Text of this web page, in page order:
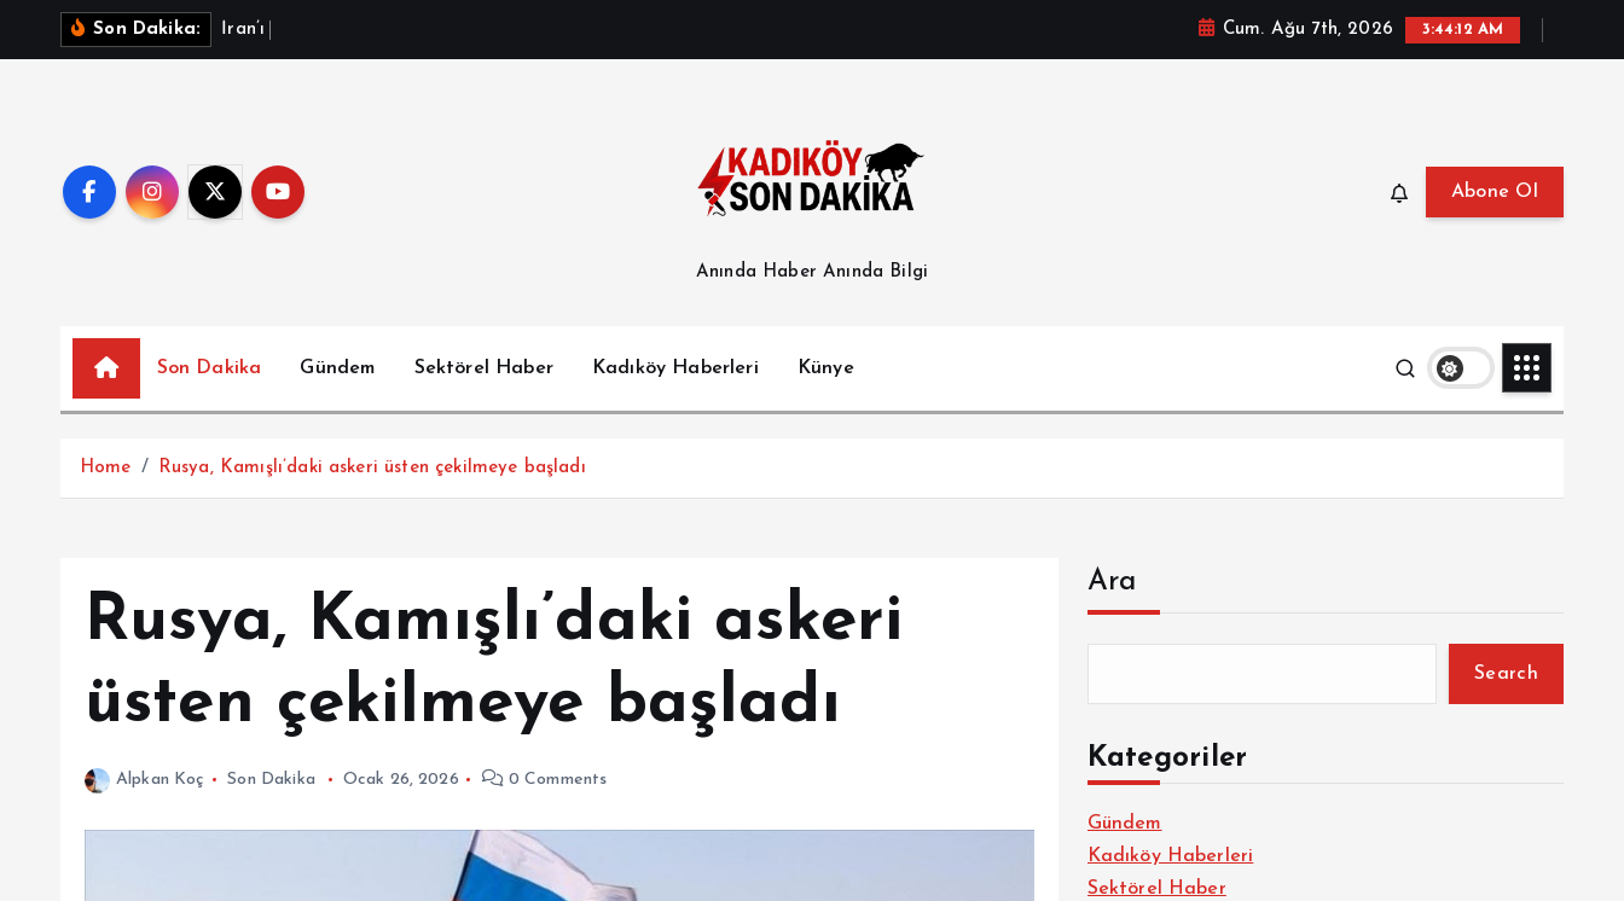
Son Dakika: r an’ı Cum. Ağu 7th, 2026 3:44:14 AM
Anında Haber Anında Bilgi
Abone Ol
Son Dakika Gündem Sektörel Haber Kadıköy Haberleri Künye
Home Rusya, Kamışlı’daki askeri üsten çekilmeye başladı
Rusya, Kamışlı’daki askeri
üsten çekilmeye başladı
Alpkan Koç Son Dakika Ocak 26, 2026 0 Comments
Ara
Search
Kategoriler
Gündem
Kadıköy Haberleri
Sektörel Haber